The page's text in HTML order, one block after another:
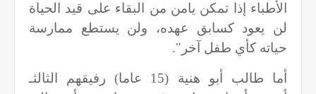
الأطباء إذا تمكن يامن من البقاء على قيد الحياة
لن يعود كسابق عهده، ولن يستطع ممارسة
حياته كأي طفل آخر".
أما طالب أبو هنية (15 عاما) رفيقهم الثالثـ